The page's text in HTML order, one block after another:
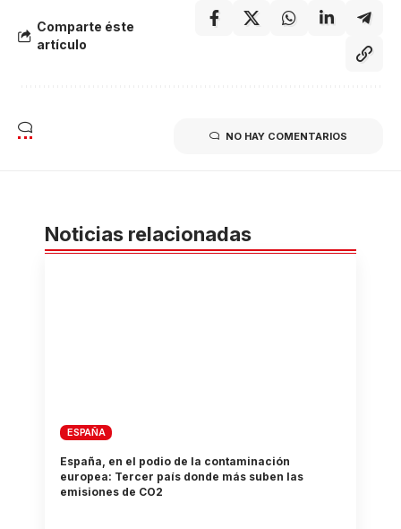
Comparte éste
artículo
NO HAY COMENTARIOS
Noticias relacionadas
ESPAÑA
España, en el podio de la contaminación
europea: Tercer país donde más suben las
emisiones de CO2